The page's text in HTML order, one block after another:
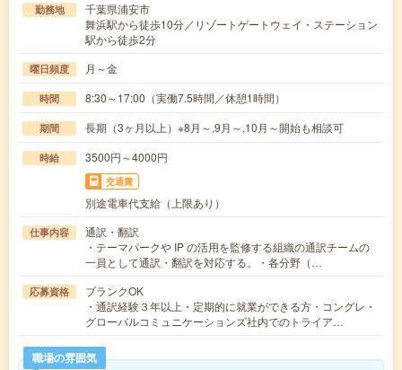
勤務地
千葉県浦安市
舞浜駅から徒歩10分／リゾートゲートウェイ・ステーション
駅から徒歩2分
曜日頻度 月～金
時間 8:30～17:00（実働7.5時間／休憩1時間）
期間 長期（3ヶ月以上）※8月～,9月～,10月～開始も相談可
時給 3500円～4000円
交通費
別途電車代支給（上限あり）
仕事内容
通訳・翻訳
・テーマパークや IP の活用を監修する組織の通訳チームの
一員として通訳・翻訳を対応する。・各分野（…
応募資格
ブランクOK
・通訳経験３年以上・定期的に就業ができる方・コングレ・
グローバルコミュニケーションズ社内でのトライア…
職場の雰囲気